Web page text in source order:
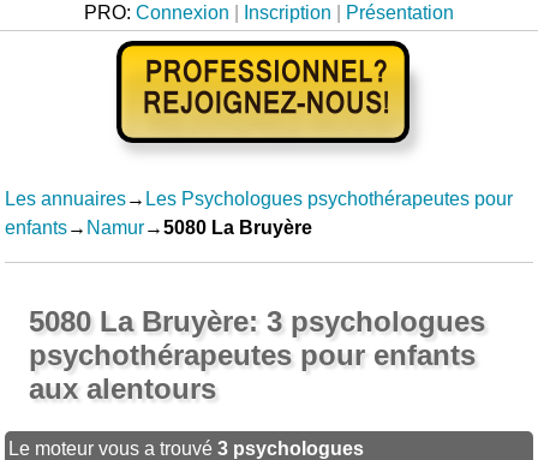
PRO: Connexion Inscription Présentation
Les annuaires→ Les Psychologues psychothérapeutes pour
enfants→ Namur→5080 La Bruyère
5080 La Bruyère: 3 psychologues
psychothérapeutes pour enfants
aux alentours
Le moteur vous a trouvé3 psychologues